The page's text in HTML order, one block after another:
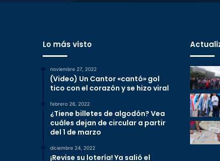
Lo más visto
noviembre 27, 2022
(Video) Un Cantor «cantó» gol
tico con el corazón y se hizo viral
febrero 26, 2022
¿Tiene billetes de algodón? Vea
cuáles dejan de circular a partir
del 1 de marzo
diciembre 24, 2022
¡Revise su lotería! Ya salió el